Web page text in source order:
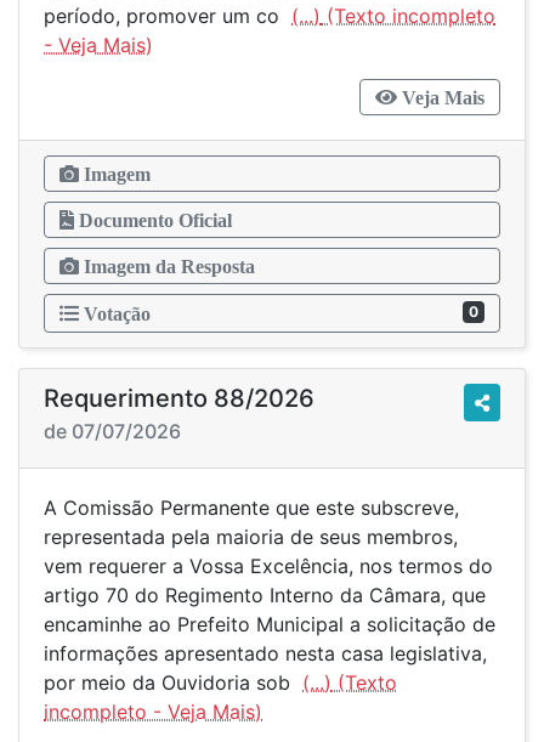
período, promover um co (...)
Veja Mais
Imagem
Documento Oficial
Imagem da Resposta
Votação 0
Requerimento 88/2026
de 07/07/2026
A Comissão Permanente que este subscreve,
representada pela maioria de seus membros,
vem requerer a Vossa Excelência, nos termos do
artigo 70 do Regimento Interno da Câmara, que
encaminhe ao Prefeito Municipal a solicitação de
informações apresentado nesta casa legislativa,
por meio da Ouvidoria sob (...)